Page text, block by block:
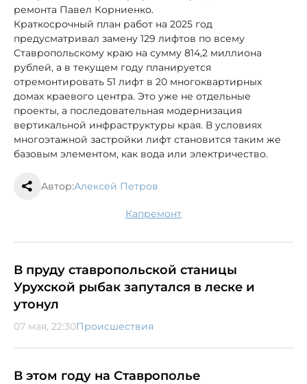
ремонта Павел Корниенко.
Краткосрочный план работ на 2025 год
предусматривал замену 129 лифтов по всему
Ставропольскому краю на сумму 814,2 миллиона
рублей, а в текущем году планируется
отремонтировать 51 лифт в 20 многоквартирных
домах краевого центра. Это уже не отдельные
проекты, а последовательная модернизация
вертикальной инфраструктуры края. В условиях
многоэтажной застройки лифт становится таким же
базовым элементом, как вода или электричество.
Автор:Алексей Петров
капремонт
В пруду ставропольской станицы
Урухской рыбак запутался в леске и
утонул
07 мая, 22:30Происшествия
В этом году на Ставрополье